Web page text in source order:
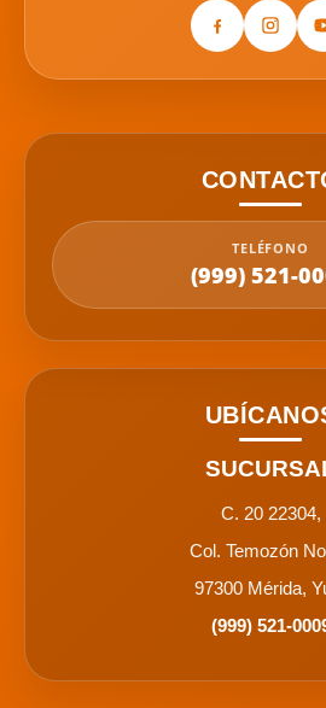
TELÉFONO
(999) 521-
C. 20 22304,
Col. Temozón
97300 Mérida,
(999) 521-